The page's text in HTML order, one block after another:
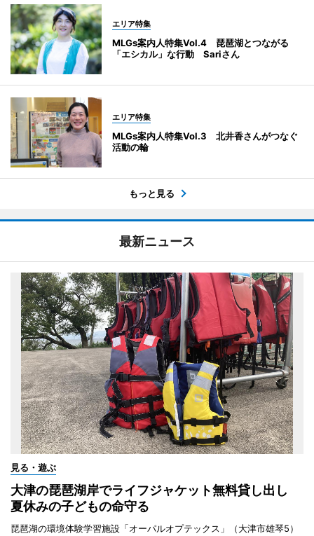
エリア特集
MLGs案内人特集Vol.4 琵琶湖とつながる
「エシカル」な行動 Sariさん
エリア特集
MLGs案内人特集Vol.3 北井香さんがつなぐ
活動の輪
もっと見る
最新ニュース
見る・遊ぶ
大津の琵琶湖岸でライフジャケット無料貸し出し
夏休みの子どもの命守る
琵琶湖の環境体験学習施設「オーパルオプテックス」（大津市雄琴5）